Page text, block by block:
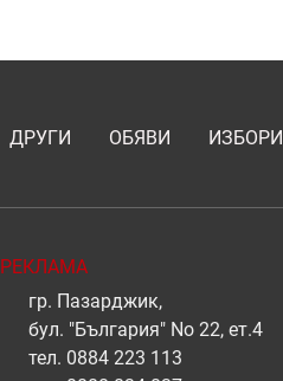
ДРУГИ ОБЯВИ ИЗБОРИ
РЕКЛАМА
гр. Пазарджик,
бул. "България" No 22, ет.4
тел. 0884 223 113